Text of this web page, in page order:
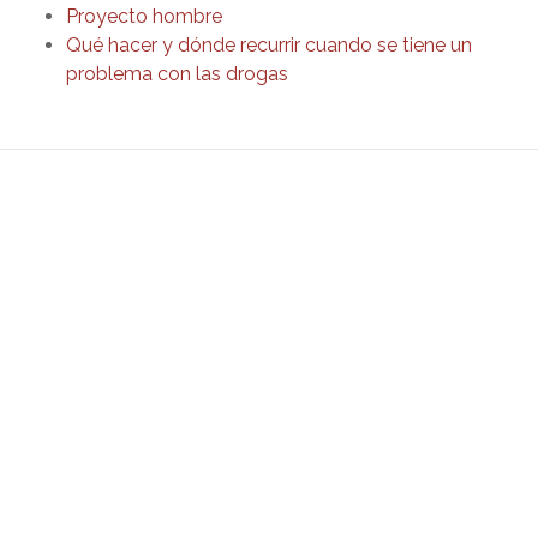
Proyecto hombre
Qué hacer y dónde recurrir cuando se tiene un
problema con las drogas